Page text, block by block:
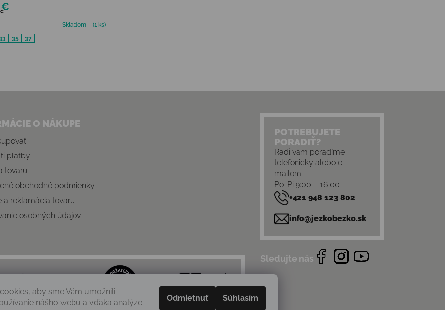
aby sme Vám umožnili
nášho webu a vďaka analýze
Odmietnuť Súhlasím
€
Skladom
(1 ks)
35 37
O NÁKUPE
platby
tovaru
obchodné podmienky
a reklamácia tovaru
osobných údajov
POTREBUJETE
PORADIŤ?
Radi vám poradíme
telefonicky alebo e-
mailom
Po-Pi 9:00 – 16:00
+421 948 123 802
info@jezkobezko.sk
Sledujte nás